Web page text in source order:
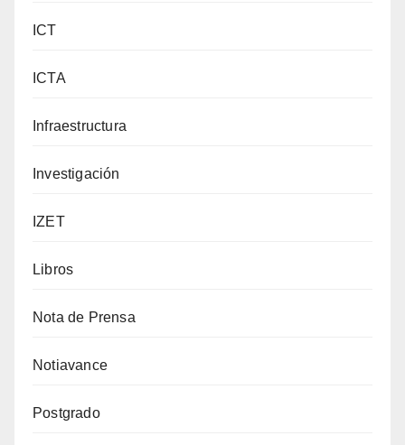
ICT
ICTA
Infraestructura
Investigación
IZET
Libros
Nota de Prensa
Notiavance
Postgrado